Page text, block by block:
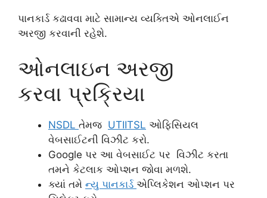
પાનકાર્ડ કઢાવવા માટે સામાન્ય વ્યક્તિએ ઓનલાઈન
અરજી કરવાની રહેશે.
ઓનલાઇન અરજી
કરવા પ્રક્રિયા
NSDL તેમજ UTIITSL ઓફિસિયલ
વેબસાઈટની વિઝીટ કરો.
Google પર આ વેબસાઈટ પર વિઝીટ કરતા
તમને કેટલાક ઓપ્શન જોવા મળશે.
ક્યાં તમે ન્યુ પાનકાર્ડ એપ્લિકેશન ઓપ્શન પર